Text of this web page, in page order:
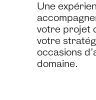
Une
votre projet
votre
occasions
domaine.